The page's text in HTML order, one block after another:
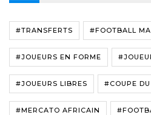
#TRANSFERTS #FOOTBALL
#JOUEURS EN FORME
#JOUEURS LIBRES #COUPE
#MERCATO AFRICAIN